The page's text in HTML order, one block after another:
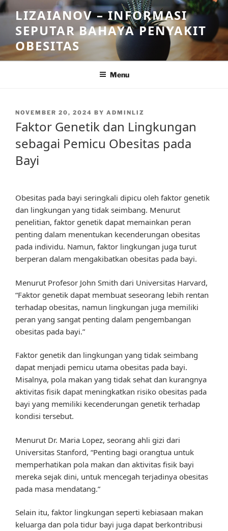
Skip
to
content
LIZAIANOV – INFORMASI
SEPUTAR BAHAYA PENYAKIT
OBESITAS
Menu
POSTED
NOVEMBER 20, 2024 BY ADMINLIZ
Faktor Genetik dan Lingkungan
sebagai Pemicu Obesitas pada
Bayi
Obesitas pada bayi seringkali dipicu oleh faktor genetik
dan lingkungan yang tidak seimbang. Menurut
penelitian, faktor genetik dapat memainkan peran
penting dalam menentukan kecenderungan obesitas
pada individu. Namun, faktor lingkungan juga turut
berperan dalam mengakibatkan obesitas pada bayi.
Menurut Profesor John Smith dari Universitas Harvard,
“Faktor genetik dapat membuat seseorang lebih rentan
terhadap obesitas, namun lingkungan juga memiliki
peran yang sangat penting dalam pengembangan
obesitas pada bayi.”
Faktor genetik dan lingkungan yang tidak seimbang
dapat menjadi pemicu utama obesitas pada bayi.
Misalnya, pola makan yang tidak sehat dan kurangnya
aktivitas fisik dapat meningkatkan risiko obesitas pada
bayi yang memiliki kecenderungan genetik terhadap
kondisi tersebut.
Menurut Dr. Maria Lopez, seorang ahli gizi dari
Universitas Stanford, “Penting bagi orangtua untuk
memperhatikan pola makan dan aktivitas fisik bayi
mereka sejak dini, untuk mencegah terjadinya obesitas
pada masa mendatang.”
Selain itu, faktor lingkungan seperti kebiasaan makan
keluarga dan pola tidur bayi juga dapat berkontribusi